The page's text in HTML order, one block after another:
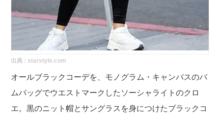
出典 : starstyle.com
オールブラックコーデを、モノグラム・キャンバスのバ
ムバッグでウエストマークしたソーシャライトのクロ
エ。黒のニット帽とサングラスを身につけたブラックコ